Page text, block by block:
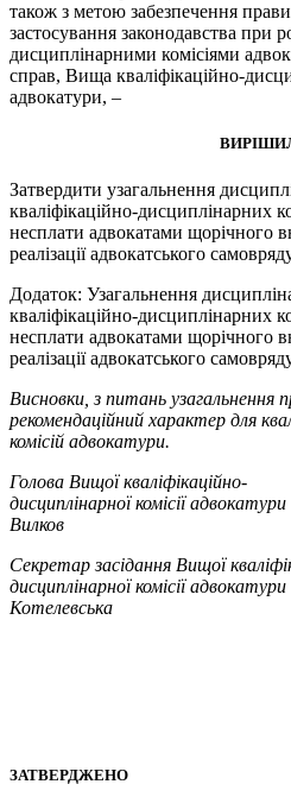
також з метою забезпечення
застосування законодавства при
дисциплінарними комісіями
справ, Вища кваліфікаційно-
адвокатури, –
Затвердити узагальнення
кваліфікаційно-дисциплінарних
несплати адвокатами щорічного
реалізації адвокатського
Додаток: Узагальнення
кваліфікаційно-дисциплінарних
несплати адвокатами щорічного
реалізації адвокатського
Висновки, з питань узагальнення
рекомендаційний характер для
комісій адвокатури.
Голова Вищої кваліфікаційно-
дисциплінарної
Вилков
Секретар засідання Вищої
дисциплінарної
Котелевська
ЗАТВЕРДЖЕНО